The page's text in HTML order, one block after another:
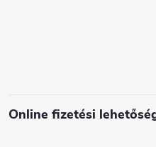
Online fizetési